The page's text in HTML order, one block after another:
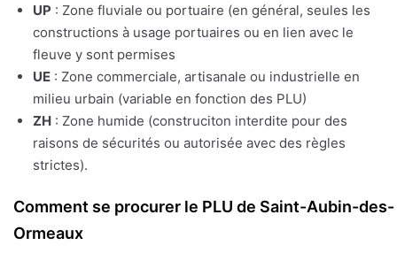
UP : Zone fluviale ou portuaire (en général, seules les
constructions à usage portuaires ou en lien avec le
fleuve y sont permises
UE : Zone commerciale, artisanale ou industrielle en
milieu urbain (variable en fonction des PLU)
ZH : Zone humide (construciton interdite pour des
raisons de sécurités ou autorisée avec des règles
strictes).
Comment se procurer le PLU de Saint-Aubin-des-
Ormeaux